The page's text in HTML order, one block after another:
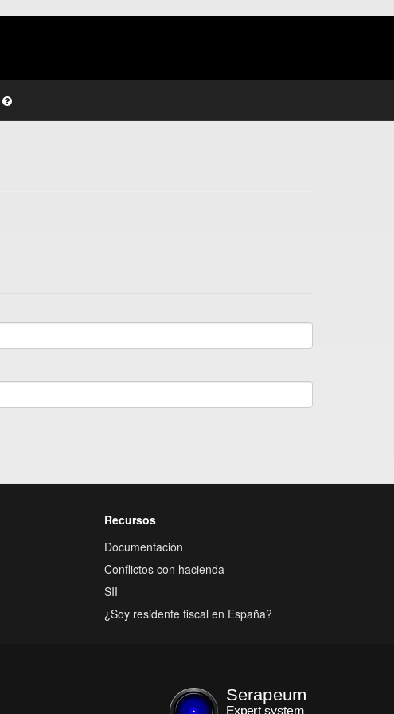
Recursos
Documentación
Conflictos con hacienda
SII
¿Soy residente fiscal en España?